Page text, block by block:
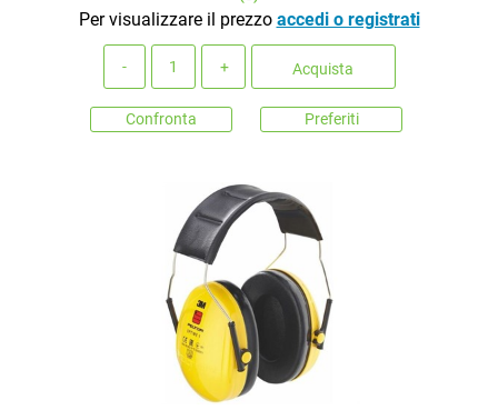
Per visualizzare il prezzo accedi o registrati
Acquista
Confronta Preferiti